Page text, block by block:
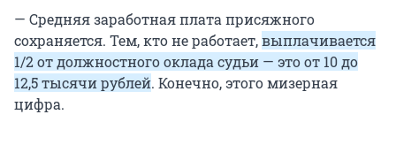
— Средняя заработная плата присяжного
сохраняется. Тем, кто не работает,выплачивается
1/2 от должностного оклада судьи — это от 10 до
12,5 тысячи рублей. Конечно, этого мизерная
цифра.